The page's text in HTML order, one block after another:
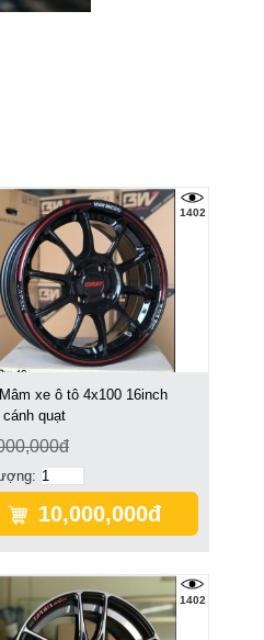
1402
xe ô tô 4x100 16inch
cánh quạt
10,000,000đ
1402